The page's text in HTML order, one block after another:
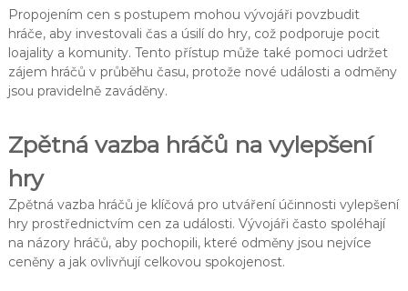
Propojením cen s postupem mohou vývojáři povzbudit
hráče, aby investovali čas a úsilí do hry, což podporuje pocit
loajality a komunity. Tento přístup může také pomoci udržet
zájem hráčů v průběhu času, protože nové události a odměny
jsou pravidelně zaváděny.
Zpětná vazba hráčů na vylepšení
hry
Zpětná vazba hráčů je klíčová pro utváření účinnosti vylepšení
hry prostřednictvím cen za události. Vývojáři často spoléhají
na názory hráčů, aby pochopili, které odměny jsou nejvíce
ceněny a jak ovlivňují celkovou spokojenost.